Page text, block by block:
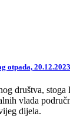
otpada,
društva,
vlada
dijela.